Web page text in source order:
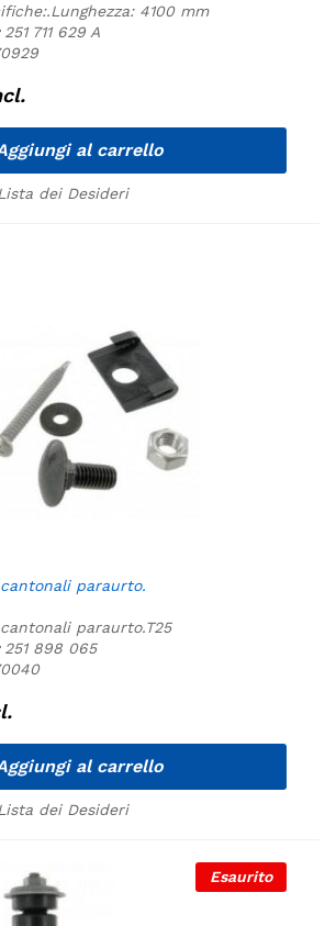
.Lunghezza: 4100 mm
251 711 629 A
al carrello
dei Desideri
paraurto.
paraurto.T25
251 898 065
al carrello
dei Desideri
Esaurito